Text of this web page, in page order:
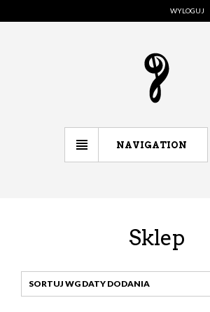
WYLOGUJ
NAVIGATION
Sklep